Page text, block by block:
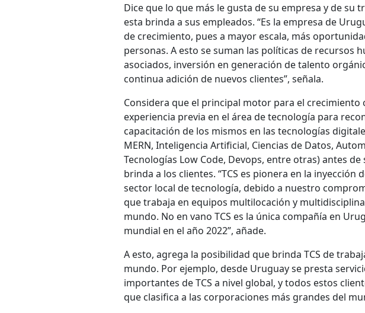
Dice que lo que más le gusta de su empresa y de su
esta brinda a sus empleados. “Es la empresa de
de crecimiento, pues a mayor escala, más
personas. A esto se suman las políticas de recursos
asociados, inversión en generación de talento
continua adición de nuevos clientes”, señala.
Considera que el principal motor para el crecimiento
experiencia previa en el área de tecnología para
capacitación de los mismos en las tecnologías
MERN, Inteligencia Artificial, Ciencias de Datos,
Tecnologías Low Code, Devops, entre otras) antes
brinda a los clientes. “TCS es pionera en la
sector local de tecnología, debido a nuestro
que trabaja en equipos multilocación y
mundo. No en vano TCS es la única compañía en
mundial en el año 2022”, añade.
A esto, agrega la posibilidad que brinda TCS de
mundo. Por ejemplo, desde Uruguay se presta
importantes de TCS a nivel global, y todos estos
que clasifica a las corporaciones más grandes del